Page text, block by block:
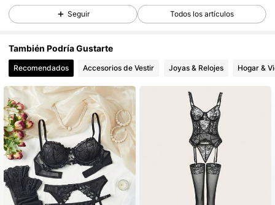
4,89 77K Seguidores
4,89 77K Seguidores
4,89 77K Seguidores
4,89 77K Seguidores
4,89 77K Seguidores
Seguir Todos los artículos
También Podría Gustarte
Recomendados Accesorios de Vestir Joyas & Relojes Hogar &